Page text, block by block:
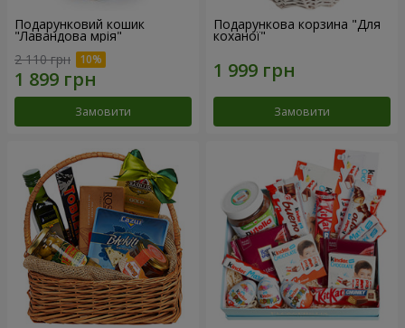
Подарунковий кошик
"Лавандова мрія"
2 110 грн
Замовити
Подарункова корзина "Для
коханої"
Замовити